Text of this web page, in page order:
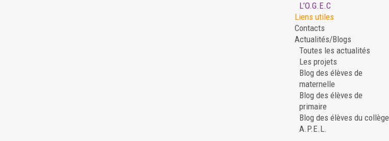
L’O.G.E.C
Liens utiles
Contacts
Actualités/Blogs
Toutes les actualités
Les projets
Blog des élèves de
maternelle
Blog des élèves de
primaire
Blog des élèves du collège
A.P.E.L.